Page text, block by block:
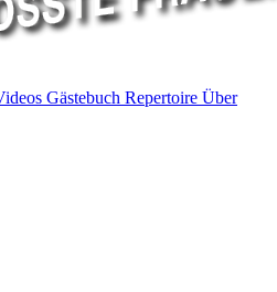
Gästebuch Repertoire Über